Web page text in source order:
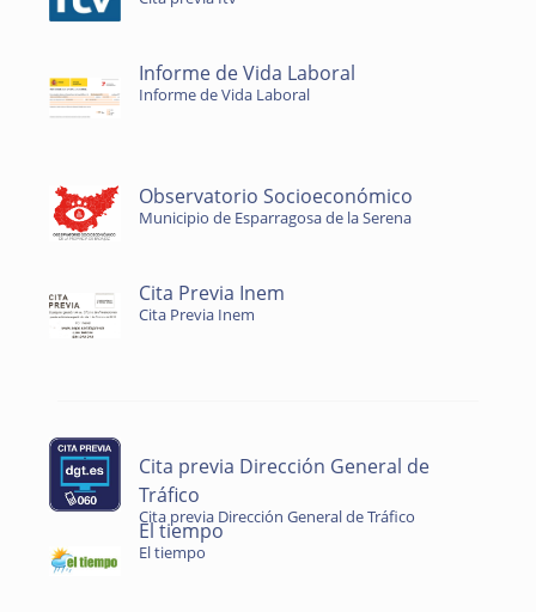
Informe de Vida Laboral
Informe de Vida Laboral
Observatorio Socioeconómico
Municipio de Esparragosa de la Serena
Cita Previa Inem
Cita Previa Inem
Cita previa Dirección General de
Tráfico
Cita previa Dirección General de Tráfico
El tiempo
El tiempo